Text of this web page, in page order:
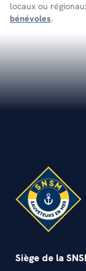
locaux ou
bénévoles.
Siège de la